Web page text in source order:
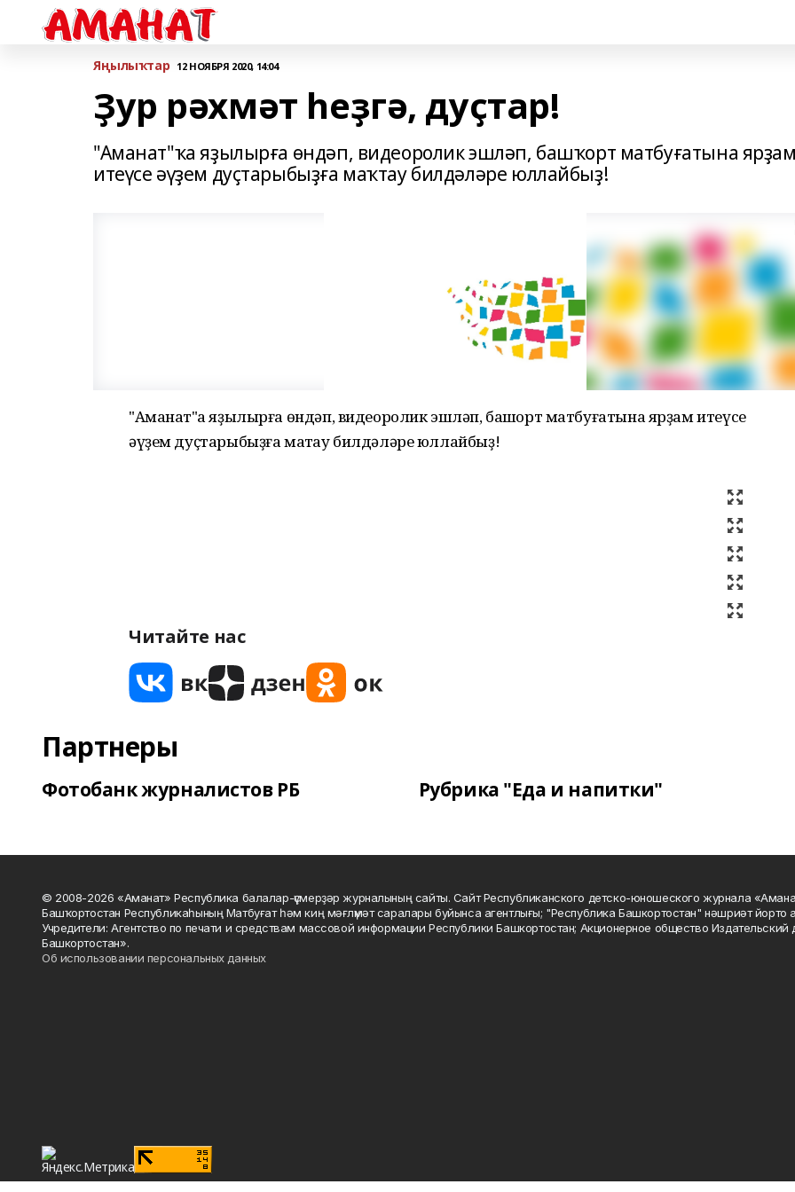
Яңылыҡтар 12 НОЯБРЯ 2020, 14:04
Ҙур рәхмәт һеҙгә, дуҫтар!
"Аманат"ҡа яҙылырға өндәп, видеоролик эшләп, башҡорт матбуғатына ярҙам
итеүсе әүҙем дуҫтарыбыҙға маҡтау билдәләре юллайбыҙ!
"Аманат"ҡа яҙылырға өндәп, видеоролик эшләп, башҡорт матбуғатына ярҙам итеүсе
әүҙем дуҫтарыбыҙға маҡтау билдәләре юллайбыҙ!
Читайте нас
Партнеры
Фотобанк журналистов РБ Рубрика "Еда и напитки"
© 2008-2026 «Аманат» Республика балалар-үҫмерҙәр журналының сайты. Сайт Республиканского детско-юношеского журнала
Башҡортостан Республикаһының Матбуғат һәм киң мәғлүмәт саралары буйынса агентлығы; "Республика Башкортостан" нәшриәт йорто
Учредители: Агентство по печати и средствам массовой информации Республики Башкортостан; Акционерное общество Издательский
Башкортостан».
Об использовании персональных данных